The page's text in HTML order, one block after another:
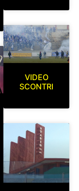
VIDEO
SCONTRI